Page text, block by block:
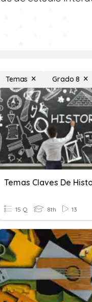
Temas Grado 8
Temas Claves De
15 Q 8th 13